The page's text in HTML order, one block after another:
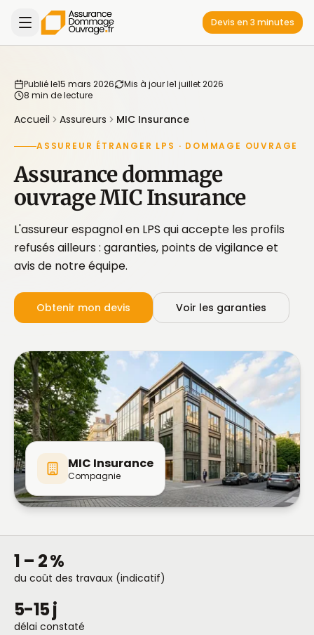
Devis en 3 minutes
Publié le15 mars 2026 Mis à jour le1 juillet 2026
8 min de lecture
Accueil Assureurs MIC Insurance
ASSUREUR ÉTRANGER LPS · DOMMAGE OUVRAGE
Assurance dommage
ouvrage MIC Insurance
L'assureur espagnol en LPS qui accepte les profils
refusés ailleurs : garanties, points de vigilance et
avis de notre équipe.
Obtenir mon devis Voir les garanties
MIC Insurance
Compagnie
1 – 2 %
du coût des travaux (indicatif)
5-15 j
délai constaté